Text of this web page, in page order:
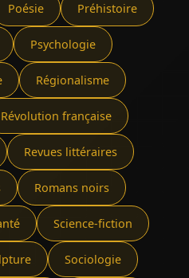
Poésie Préhistoire
Psychologie
Régionalisme
Révolution française
Revues littéraires
Romans noirs
Science-fiction
Sociologie